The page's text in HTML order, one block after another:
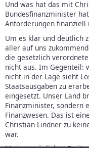
Und was hat das mit
Bundesfinanzminister
Anforderungen finanziell
Um es klar und deutlich
aller auf uns
die gesetzlich
nicht aus. Im Gegenteil:
nicht in der Lage sieht
Staatsausgaben zu
eingesetzt. Unser Land
Finanzminister, sondern
Finanzwesen. Das ist
Christian Lindner zu
war.